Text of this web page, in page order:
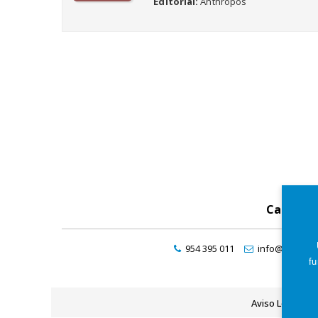
Catálogo
954 395 011
Aviso Legal